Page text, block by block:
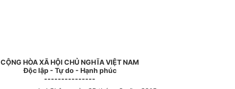
CỘNG HÒA XÃ HỘI CHỦ NGHĨA VIỆT NAM
Độc lập - Tự do - Hạnh phúc
---------------